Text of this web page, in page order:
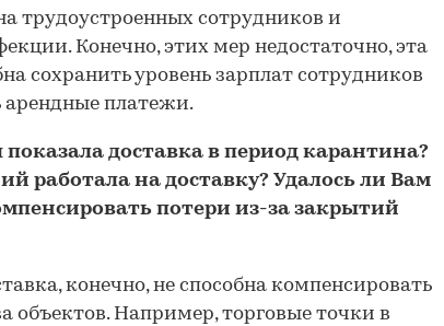
трудоустроенных сотрудников и
Конечно, этих мер недостаточно, эта
сохранить уровень зарплат сотрудников
арендные платежи.
показала доставка в период карантина?
работала на доставку? Удалось ли Вам
потери из-за закрытий
конечно, не способна компенсировать
объектов. Например, торговые точки в